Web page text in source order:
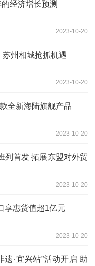
经济增长预测
2023-10-20
苏州相城抢抓机遇
2023-10-20
全新海陆旗舰产品
2023-10-20
列首发 拓展东盟对外贸
2023-10-20
享惠货值超1亿元
2023-10-20
遗·宜兴站”活动开启 助